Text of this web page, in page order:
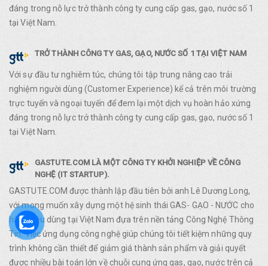
đáng trong nỗ lực trở thành công ty cung cấp gas, gạo, nước số 1
tại Việt Nam.
TRỞ THÀNH CÔNG TY GAS, GẠO, NƯỚC SỐ 1 TẠI VIỆT NAM
Với sự đầu tư nghiêm túc, chúng tôi tập trung nâng cao trải
nghiệm người dùng (Customer Experience) kể cả trên môi trường
trực tuyến và ngoại tuyến để đem lại một dịch vụ hoàn hảo xứng
đáng trong nỗ lực trở thành công ty cung cấp gas, gạo, nước số 1
tại Việt Nam.
GASTUTE.COM LÀ MỘT CÔNG TY KHỞI NGHIỆP VỀ CÔNG
NGHỆ (IT STARTUP).
GASTUTE.COM được thành lập đầu tiên bởi anh Lê Dương Long,
với mong muốn xây dựng một hệ sinh thái GAS- GẠO - NƯỚC cho
hàng tiêu dùng tại Việt Nam đựa trên nền tảng Công Nghệ Thông
Tin. Việc ứng dụng công nghệ giúp chúng tôi tiết kiệm những quy
trình không cần thiết để giảm giá thành sản phẩm và giải quyết
được nhiều bài toán lớn về chuỗi cung ứng gas, gạo, nước trên cả